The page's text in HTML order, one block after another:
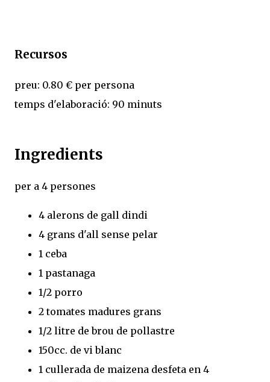
Recursos
preu: 0.80 € per persona
temps d'elaboració: 90 minuts
Ingredients
per a 4 persones
4 alerons de gall dindi
4 grans d'all sense pelar
1 ceba
1 pastanaga
1/2 porro
2 tomates madures grans
1/2 litre de brou de pollastre
150cc. de vi blanc
1 cullerada de maizena desfeta en 4